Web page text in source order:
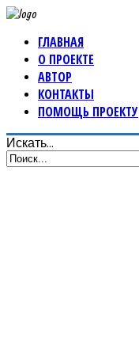
ГЛАВНАЯ
О ПРОЕКТЕ
АВТОР
КОНТАКТЫ
ПОМОЩЬ ПРОЕКТУ
Искать...